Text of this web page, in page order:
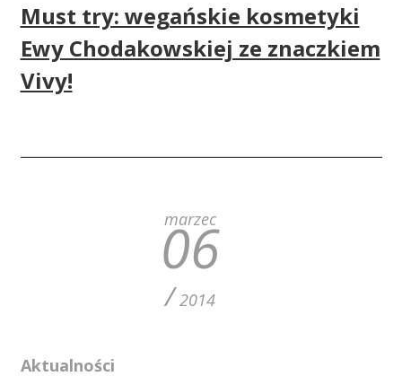
Must try: wegańskie kosmetyki
Ewy Chodakowskiej ze znaczkiem
Vivy!
marzec
06
/ 2014
Aktualności